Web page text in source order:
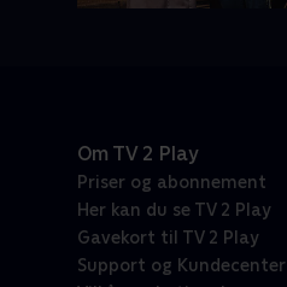
Om TV 2 Play
Priser og abonnement
Her kan du se TV 2 Play
Gavekort til TV 2 Play
Support og Kundecenter